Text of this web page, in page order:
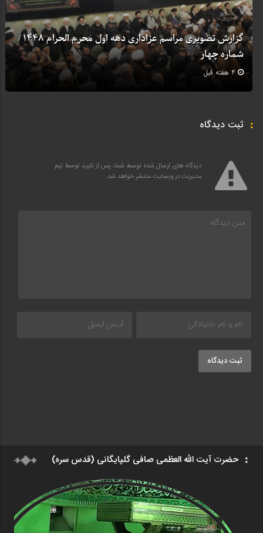
گزارش تصویری مراسم عزاداری دهه اول محرم الحرام 1448 /
شماره چهار
4 هفته قبل
ثبت دیدگاه
دیدگاه های ارسال شده توسط شما، پس از تایید توسط تیم
مدیریت در وبسایت منتشر خواهد شد.
ثبت دیدگاه
حضرت آیت الله العظمی صافی گلپایگانی (قدس سره)